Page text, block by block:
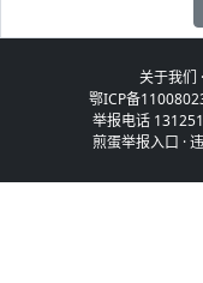
关于我们 ·
鄂ICP备
举报电话
煎蛋举报入口 ·